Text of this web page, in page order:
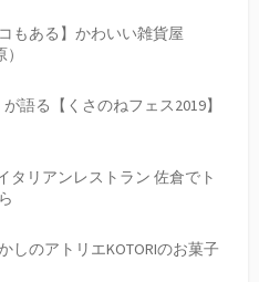
もある】かわいい雑貨屋
語る【くさのねフェス2019】
タリアンレストラン 佐倉でト
しのアトリエKOTORIのお菓子